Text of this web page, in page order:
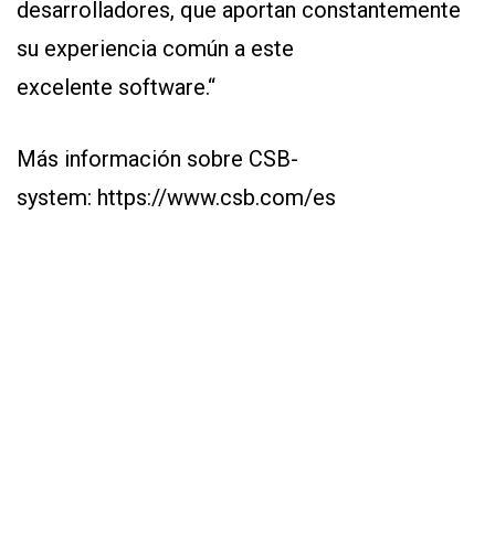
desarrolladores, que aportan constantemente
su experiencia común a este
excelente software.“
Más información sobre CSB-
system: https://www.csb.com/es